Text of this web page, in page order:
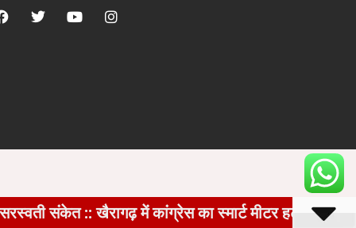
:: खैरागढ़ में कांग्रेस का स्मार्ट मीटर हटाओ अभियान तेज, घर-